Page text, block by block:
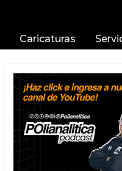
Caricaturas